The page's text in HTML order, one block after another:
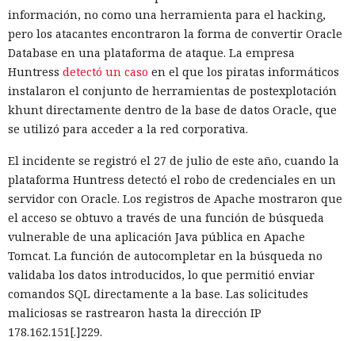
gigabytes — un ahorro de aproximadamente el 82%.
El caché en disco, probado ya en la versión 16.1, lee el caché
guardado antes de la compilación y recompila solo los
fragmentos de código que han cambiado. Según pruebas de
Vercel, una compilación de un proyecto que antes tardaba
21 segundos ahora se completa en 9,2 segundos — una
aceleración de 2,3 veces. El desplazamiento de memoria,
activado por defecto en modo de desarrollo, mueve los datos
no solicitados al disco cuando se aproxima al umbral de
carga y los vuelve a cargar cuando es necesario.
En modo experimental está disponible un nuevo
compilador de React escrito en Rust, integrado directamente
en Turbopack. Evita la configuración manual de la
memoiza
que antes requería pasar el código por el transpilador
Babel, y es capaz de reducir el tiempo de compilación en un
34% en arranque en frío y en un 46% en recompilación.
información, no como una herramienta para el hacking,
pero los atacantes encontraron la forma de convertir Oracle
Database en una plataforma de ataque. La empresa
Huntress detectó un caso en el que los piratas informáticos
instalaron el conjunto de herramientas de postexplotación
khunt directamente dentro de la base de datos Oracle, que
se utilizó para acceder a la red corporativa.
El incidente se registró el 27 de julio de este año, cuando la
plataforma Huntress detectó el robo de credenciales en un
servidor con Oracle. Los registros de Apache mostraron que
el acceso se obtuvo a través de una función de búsqueda
vulnerable de una aplicación Java pública en Apache
Tomcat. La función de autocompletar en la búsqueda no
validaba los datos introducidos, lo que permitió enviar
comandos SQL directamente a la base. Las solicitudes
maliciosas se rastrearon hasta la dirección IP
178.162.151[.]229.